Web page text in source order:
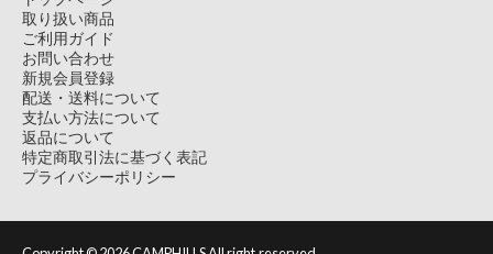
取り扱い商品
ご利用ガイド
お問い合わせ
新規会員登録
配送・送料について
支払い方法について
返品について
特定商取引法に基づく表記
プライバシーポリシー